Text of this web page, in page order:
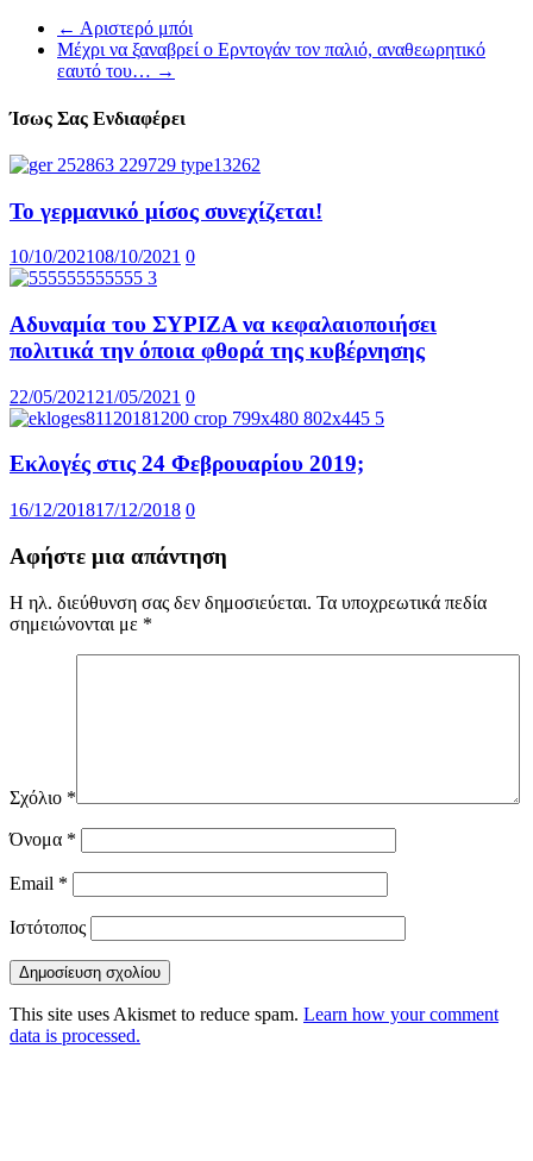
← Αριστερό μπόι
Μέχρι να ξαναβρεί ο Ερντογάν τον παλιό, αναθεωρητικό
εαυτό του… →
Ίσως Σας Ενδιαφέρει
Το γερμανικό μίσος συνεχίζεται!
10/10/202108/10/2021 0
Αδυναμία του ΣΥΡΙΖΑ να κεφαλαιοποιήσει
πολιτικά την όποια φθορά της κυβέρνησης
22/05/2021 21/05/2021 0
Εκλογές στις 24 Φεβρουαρίου 2019;
16/12/201817/12/2018 0
Αφήστε μια απάντηση
Η ηλ. διεύθυνση σας δεν δημοσιεύεται. Τα υποχρεωτικά πεδία
σημειώνονται με *
Σχόλιο *
Όνομα *
Email *
Ιστότοπος
This site uses Akismet to reduce spam. Learn how your comment
data is processed.